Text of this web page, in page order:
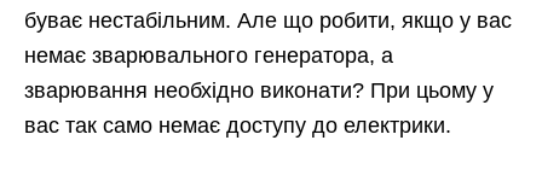
буває нестабільним. Але що робити, якщо у вас
немає зварювального генератора, а
зварювання необхідно виконати? При цьому у
вас так само немає доступу до електрики.